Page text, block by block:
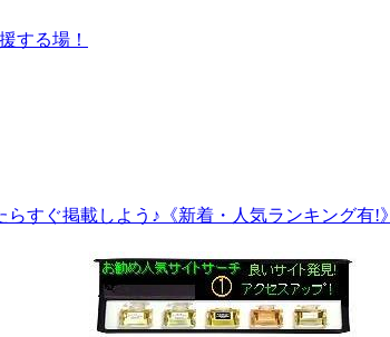
すぐ掲載しよう♪《新着・人気ランキング有!》